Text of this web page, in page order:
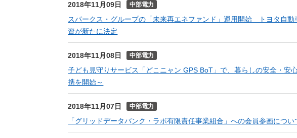
2018年11月09日 中部電力
スパークス・グループの「未来再エネファンド」運用開始 トヨタ自
資が新たに決定
2018年11月08日 中部電力
子ども見守りサービス「どこニャン GPS BoT」で、暮らしの安全・安
携を開始～
2018年11月07日 中部電力
「グリッドデータバンク・ラボ有限責任事業組合」への会員参画につい